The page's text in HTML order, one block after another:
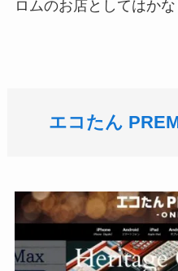
ロムのお店としてはかな
エコたん